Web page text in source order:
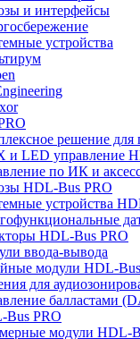
и интерфейсы
устройства
решение для
и LED управление
по ИК и
HDL-Bus PRO
устройства
HDL-Bus PRO
ввода-вывода
модули HDL-
для
балластами
Bus PRO
модули HDL-